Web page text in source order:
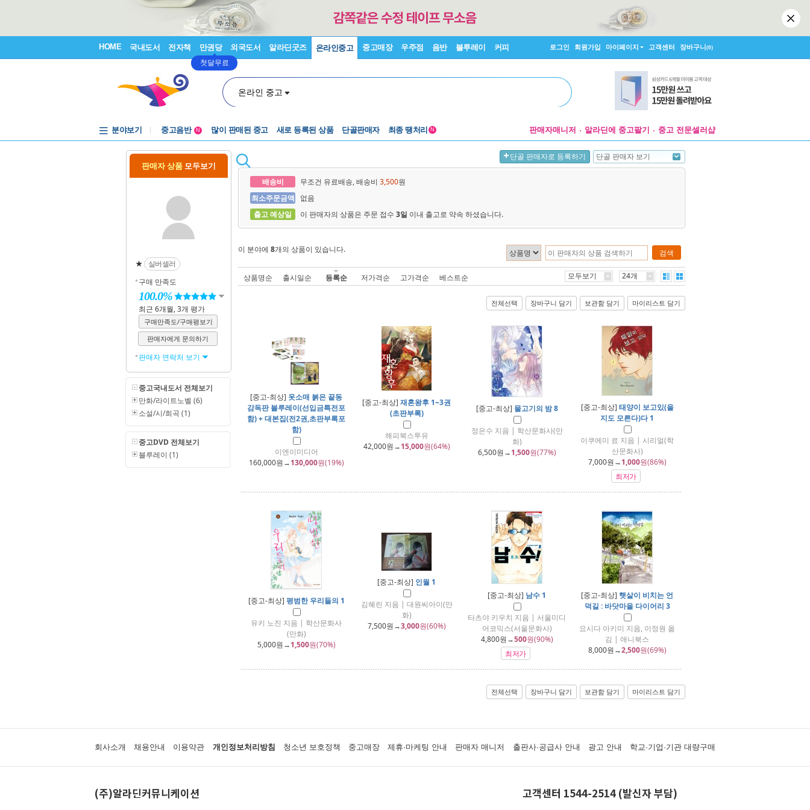
HOME 국내도서 전자책 만권당
첫달무료
외국도서 알라딘굿즈 온라인중고 중고매장 우주점 음반 블루레이 커피 로그인 회원가입 마이페이지 고객센터 장바구니(0)
온라인 중고
분야보기
중고음반
중고음반
N 많이 판매된 중고 새로 등록된 상품 단골판매자 최종 땡처리 N 판매자매니저 알라딘에 중고팔기 중고 전문셀러샵
판매자 상품 모두보기
★
실버셀러
구매 만족도
100.0%
최근 6개월, 3개 평가
구매만족도/구매평보기
판매자에게 문의하기
판매자 연락처 보기
중고국내도서 전체보기
만화/라이트노벨 (6)
소설/시/희곡 (1)
중고DVD 전체보기
블루레이 (1)
단골 판매자로 등록하기 단골 판매자 보기
배송비 무조건 유료배송, 배송비 3,500원
최소주문금액
없음
출고 예상일
이 판매자의 상품은 주문 접수 3일 이내 출고로 약속 하셨습니다.
검색
이 분야에 8개의 상품이 있습니다.
상품명순 출시일순 등록순 저가격순 고가격순 베스트순 모두보기 24개
전체선택 장바구니 담기 보관함 담기 마이리스트 담기
[중고-최상] 옷소매 붉은 끝동
감독판 블루레이(선입금특전포
함) + 대본집(전2권,초판부록포
함)
이엔이미디어
160,000원→130,000원(19%)
[중고-최상] 재혼왕후 1~3권
(초판부록)
해피북스투유
42,000원→15,000원(64%)
[중고-최상] 물고기의 밤 8
정은수 지음 | 학산문화사(만
화)
6,500원→1,500원(77%)
[중고-최상] 태양이 보고있(을
지도 모른다)다 1
이쿠에미 료 지음 | 시리얼(학
산문화사)
7,000원→1,000원(86%)
최저가
[중고-최상] 평범한 우리들의 1
유키 노진 지음 | 학산문화사
(만화)
5,000원→1,500원(70%)
[중고-최상] 인월 1
김혜린 지음 | 대원씨아이(만
화)
7,500원→3,000원(60%)
[중고-최상] 남수 1
타츠야 키우치 지음 | 서울미디
어코믹스(서울문화사)
4,800원→500원(90%)
최저가
[중고-최상] 햇살이 비치는 언
덕길 : 바닷마을 다이어리 3
요시다 아키미 지음, 이정원 옮
김 | 애니북스
8,000원→2,500원(69%)
전체선택 장바구니 담기 보관함 담기 마이리스트 담기
회사소개 채용안내 이용약관 개인정보처리방침 청소년 보호정책 중고매장 제휴·마케팅 안내 판매자 매니저 출판사·공급사 안내 광고 안내 학교·기업·기관 대량구매
(주)알라딘커뮤니케이션 고객센터 1544-2514 (발신자 부담)